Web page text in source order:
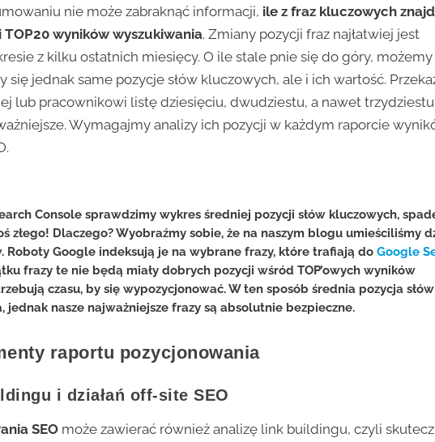
nie może zabraknąć informacji, ile z fraz kluczowych
TOP20 wyników wyszukiwania. Zmiany pozycji fraz najłatwiej jest
z kilku ostatnich miesięcy. O ile stale pnie się do góry,
się jednak same pozycje słów kluczowych, ale i ich wartość.
lub pracownikowi listę dziesięciu, dwudziestu, a nawet trzydziestu
Wymagajmy analizy ich pozycji w każdym raporcie
Console sprawdzimy wykres średniej pozycji słów kluczowych,
złego! Dlaczego? Wyobraźmy sobie, że na naszym blogu umieściliśmy
Roboty Google indeksują je na wybrane frazy, które trafiają doGoogle
frazy te nie będą miały dobrych pozycji wśród TOP’owych wyników
czasu, by się wypozycjonować. W ten sposób średnia pozycja słów
jednak nasze najważniejsze frazy są absolutnie bezpieczne.
raportu pozycjonowania
i działań off-site SEO
SEO może zawierać również analizę link buildingu, czyli